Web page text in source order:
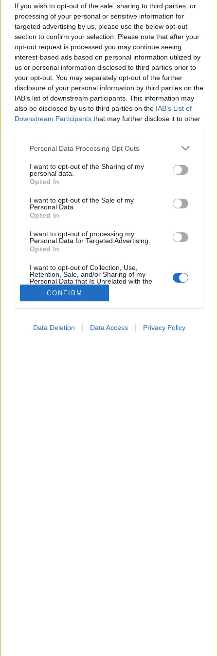
If you wish to opt-out of the sale, sharing to third parties, or
processing of your personal or sensitive information for
targeted advertising by us, please use the below opt-out
section to confirm your selection. Please note that after your
opt-out request is processed you may continue seeing
interest-based ads based on personal information utilized by
us or personal information disclosed to third parties prior to
your opt-out. You may separately opt-out of the further
disclosure of your personal information by third parties on the
IAB’s list of downstream participants. This information may
also be disclosed by us to third parties on the IAB’s List of
Downstream Participants that may further disclose it to other
Please note that this website/app uses one or more Google
not limited to your visit or usage behaviour. You may click to
grant or deny consent to Google and its third-party tags to
use your data for below specified purposes in below Google
consent section.
Personal Data Processing Opt Outs
I want to opt-out of the Sharing of my
personal data.
Opted In
I want to opt-out of the Sale of my
Personal Data.
Opted In
I want to opt-out of processing my
Personal Data for Targeted Advertising.
Opted In
I want to opt-out of Collection, Use,
Retention, Sale, and/or Sharing of my
Personal Data that Is Unrelated with the
Purposes for which it was collected.
Opted Out
CONFIRM
Data Deletion Data Access Privacy Policy
kialakulhat
2024. szeptember 29. 19:04
Küldés Küldés Messengeren